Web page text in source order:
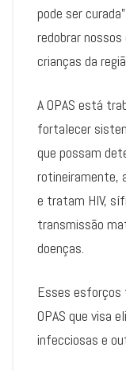
pode ser
redobrar
crianças da
A OPAS está
fortalecer
que possam
rotineiramente,
e tratam HIV,
transmissão
doenças.
Esses esforços
OPAS que visa
infecciosas e